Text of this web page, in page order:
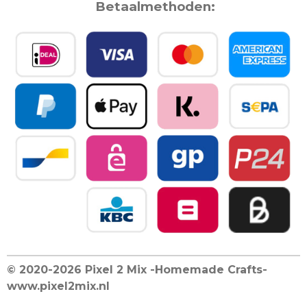
n
e
Betaalmethoden:
© 2020-2026 Pixel 2 Mix -Homemade Crafts-
www.pixel2mix.nl